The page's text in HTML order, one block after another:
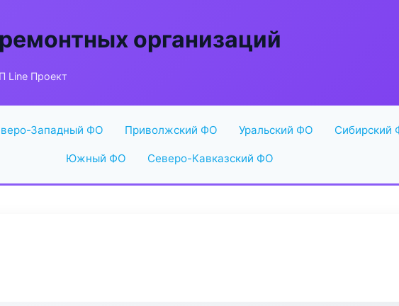
организаций
Line Проект
Западный ФО Приволжский ФО Уральский ФО Сибирский
Южный ФО Северо-Кавказский ФО